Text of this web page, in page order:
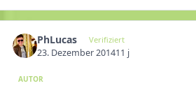
PhLucas Verifiziert
23. Dezember 201411 j
AUTOR